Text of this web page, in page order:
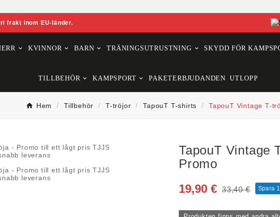
frakt inom EU-länder.
KVINNOR BARN TRÄNINGSUTRUSTNING SKYDD FÖR
TILLBEHÖR KAMPSPORT PAKETERBJUDANDEN UTLOPP
Hem Tillbehör T-tröjor TapouT T-shirts TapouT Vintage T-
TapouT Vintage
Promo
19,90 € 33,40 € Spara